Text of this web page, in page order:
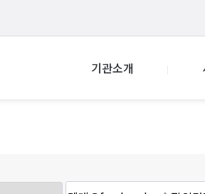
기관소개